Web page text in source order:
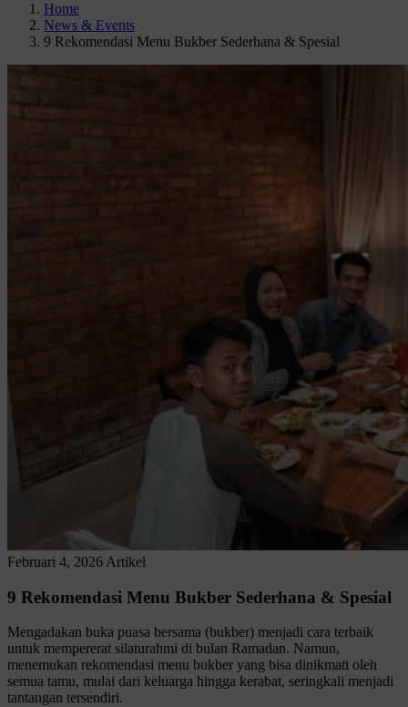
Home
News & Events
9 Rekomendasi Menu Bukber Sederhana & Spesial
Februari 4, 2026 Artikel
9 Rekomendasi Menu Bukber Sederhana & Spesial
Mengadakan buka puasa bersama (bukber) menjadi cara terbaik
untuk mempererat silaturahmi di bulan Ramadan. Namun,
menemukan rekomendasi menu bukber yang bisa dinikmati oleh
semua tamu, mulai dari keluarga hingga kerabat, seringkali menjadi
tantangan tersendiri.